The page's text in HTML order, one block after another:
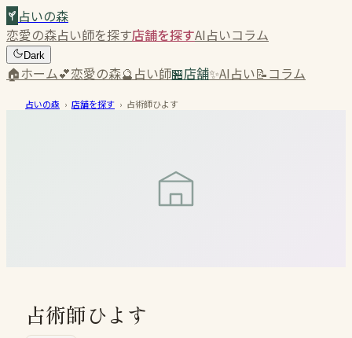
占いの森
恋愛の森占い師を探す店舗を探すAI占いコラム
Dark
🏠ホーム💕恋愛の森🔮占い師🏪店舗✨AI占い📝コラム
占いの森 › 店舗を探す › 占術師ひよす
占術師ひよす